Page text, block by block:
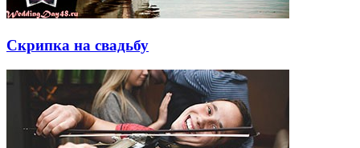
Скрипка на свадьбу